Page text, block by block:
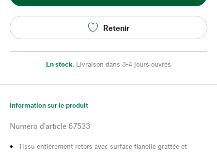
Retenir
En stock, Livraison dans 3-4 jours ouvrés
Information sur le produit
Numéro d'article 67533
Tissu entièrement retors avec surface flanelle grattée et